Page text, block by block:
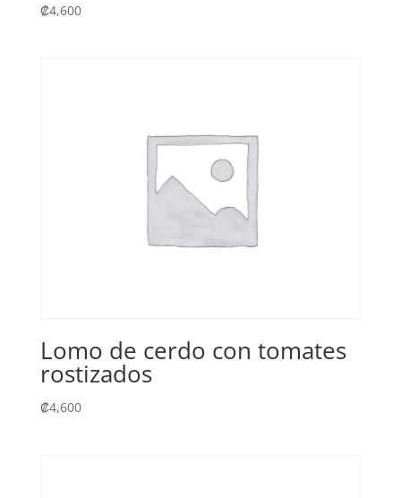
₡4,600
Lomo de cerdo con tomates
rostizados
₡4,600